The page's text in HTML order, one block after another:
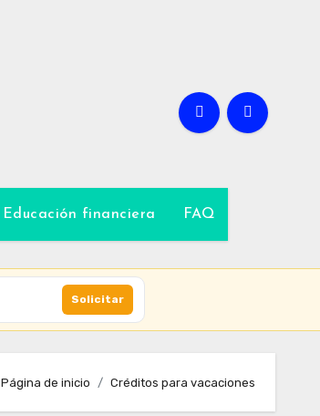
Educación financiera FAQ
Solicitar
Página de inicio Créditos para vacaciones